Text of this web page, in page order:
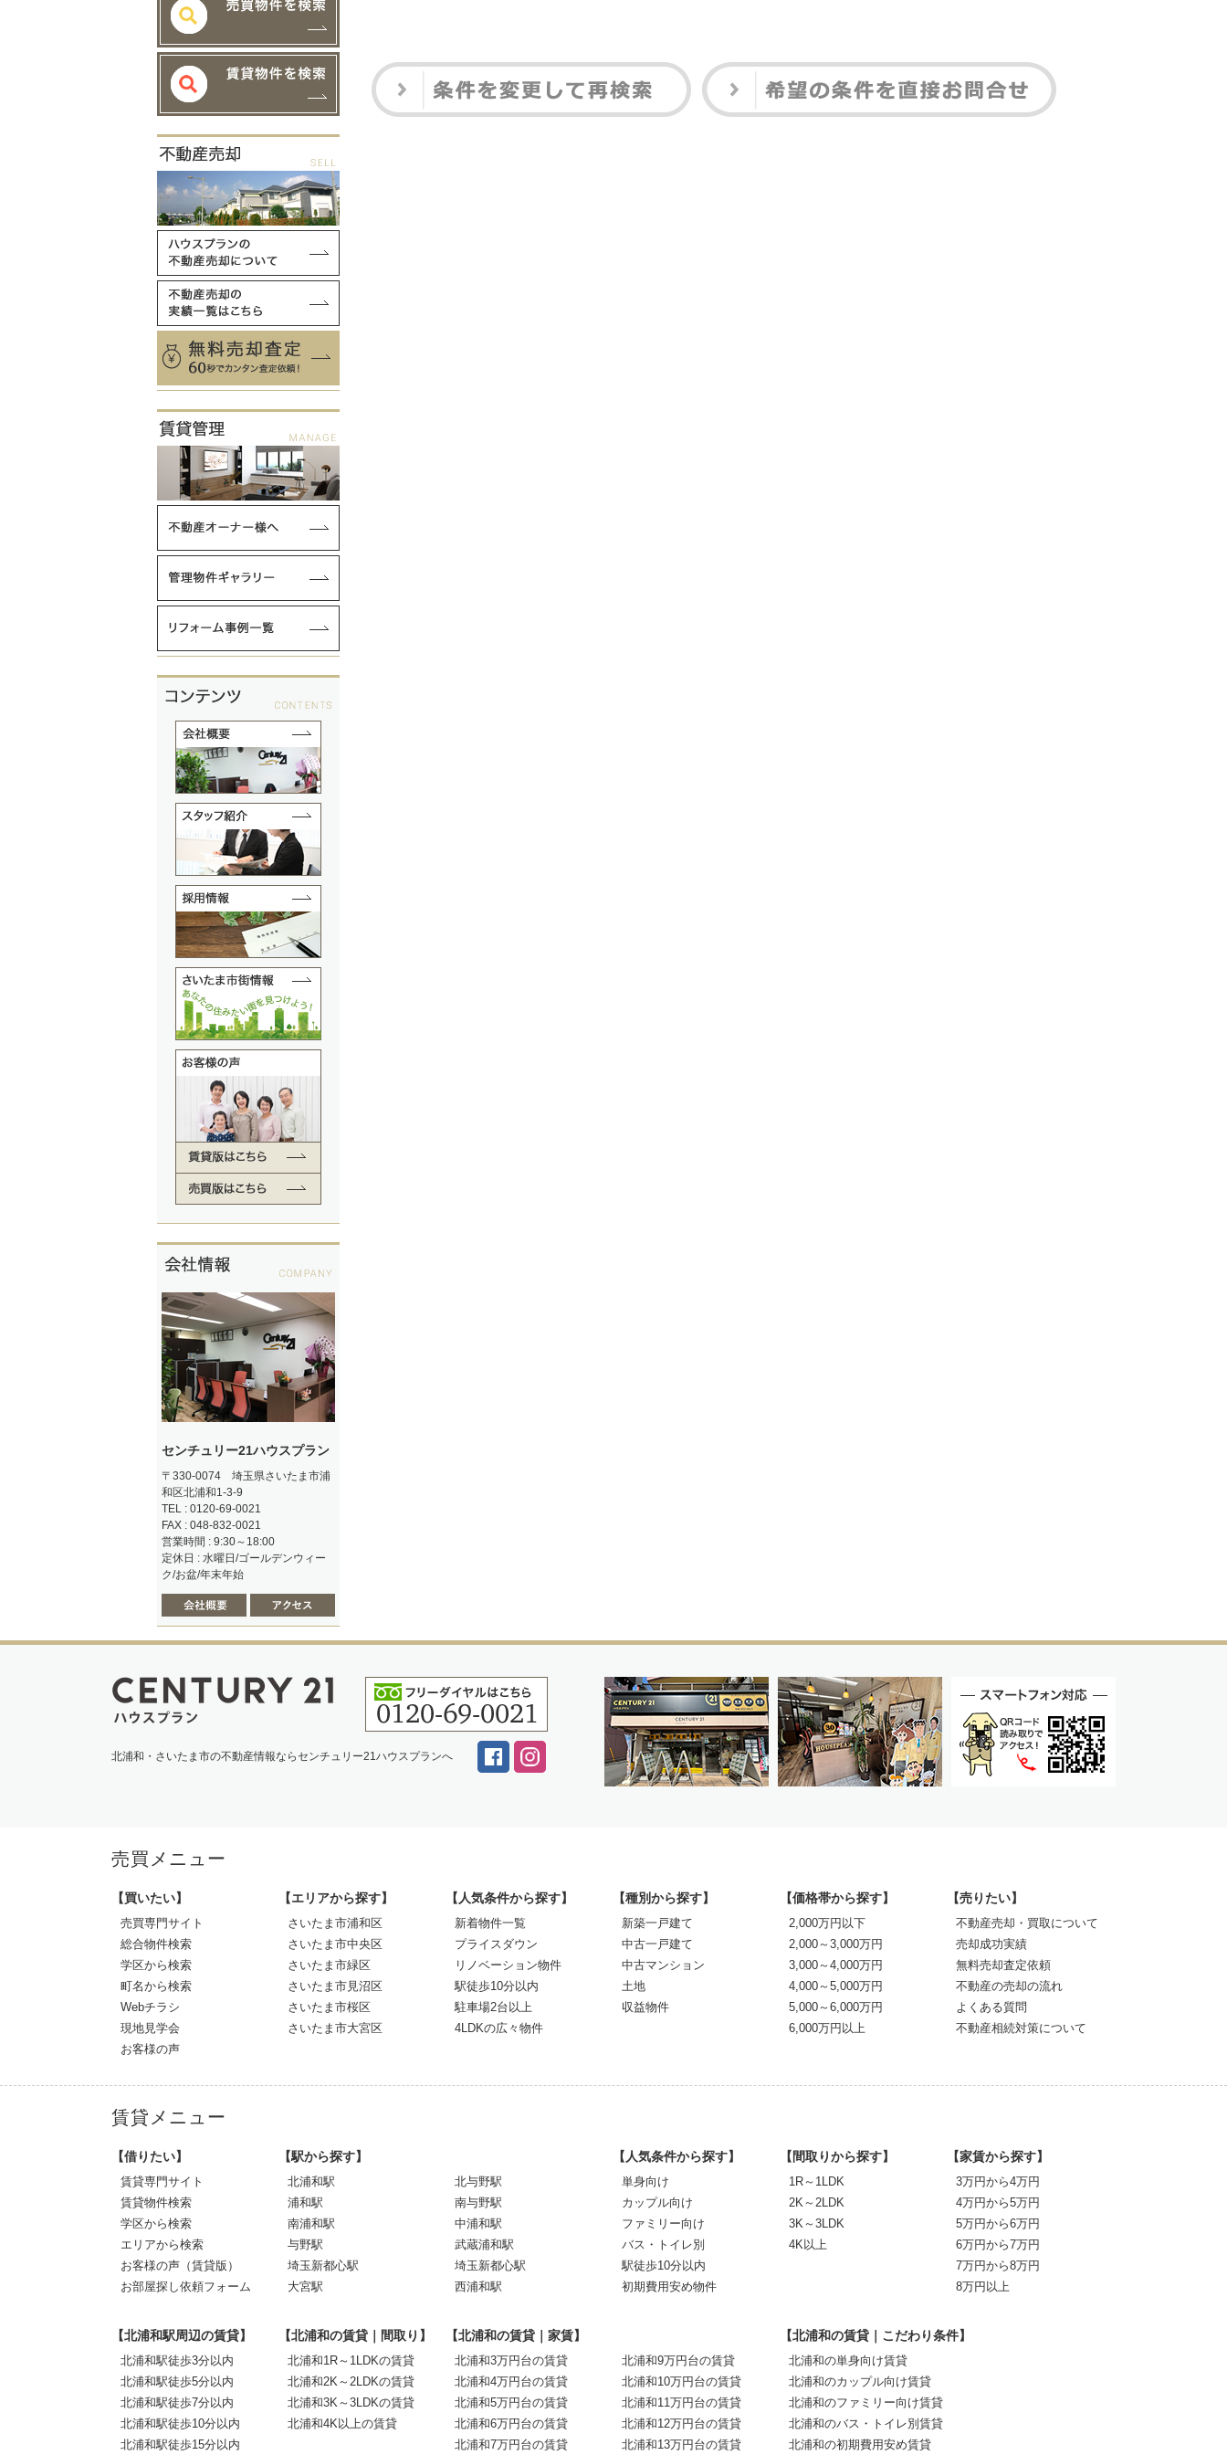
センチュリー21ハウスプラン
〒330-0074 埼玉県さいたま市浦
和区北浦和1-3-9
TEL : 0120-69-0021
FAX : 048-832-0021
営業時間 : 9:30～18:00
定休日 : 水曜日/ゴールデンウィー
ク/お盆/年末年始
北浦和・さいたま市の不動産情報ならセンチュリー21ハウスプランへ
売買メニュー
【買いたい】
売買専門サイト
総合物件検索
学区から検索
町名から検索
Webチラシ
現地見学会
お客様の声
【エリアから探す】
さいたま市浦和区
さいたま市中央区
さいたま市緑区
さいたま市見沼区
さいたま市桜区
さいたま市大宮区
【人気条件から探す】
新着物件一覧
プライスダウン
リノベーション物件
駅徒歩10分以内
駐車場2台以上
4LDKの広々物件
【種別から探す】
新築一戸建て
中古一戸建て
中古マンション
土地
収益物件
【価格帯から探す】
2,000万円以下
2,000～3,000万円
3,000～4,000万円
4,000～5,000万円
5,000～6,000万円
6,000万円以上
【売りたい】
不動産売却・買取について
売却成功実績
無料売却査定依頼
不動産の売却の流れ
よくある質問
不動産相続対策について
賃貸メニュー
【借りたい】
賃貸専門サイト
賃貸物件検索
学区から検索
エリアから検索
お客様の声（賃貸版）
お部屋探し依頼フォーム
【駅から探す】
北浦和駅
浦和駅
南浦和駅
与野駅
埼玉新都心駅
大宮駅
北与野駅
南与野駅
中浦和駅
武蔵浦和駅
埼玉新都心駅
西浦和駅
【人気条件から探す】
単身向け
カップル向け
ファミリー向け
バス・トイレ別
駅徒歩10分以内
初期費用安め物件
【間取りから探す】
1R～1LDK
2K～2LDK
3K～3LDK
4K以上
【家賃から探す】
3万円から4万円
4万円から5万円
5万円から6万円
6万円から7万円
7万円から8万円
8万円以上
【北浦和駅周辺の賃貸】
北浦和駅徒歩3分以内
北浦和駅徒歩5分以内
北浦和駅徒歩7分以内
北浦和駅徒歩10分以内
北浦和駅徒歩15分以内
【北浦和の賃貸｜間取り】
北浦和1R～1LDKの賃貸
北浦和2K～2LDKの賃貸
北浦和3K～3LDKの賃貸
北浦和4K以上の賃貸
【北浦和の賃貸｜家賃】
北浦和3万円台の賃貸
北浦和4万円台の賃貸
北浦和5万円台の賃貸
北浦和6万円台の賃貸
北浦和7万円台の賃貸
北浦和9万円台の賃貸
北浦和10万円台の賃貸
北浦和11万円台の賃貸
北浦和12万円台の賃貸
北浦和13万円台の賃貸
【北浦和の賃貸｜こだわり条件】
北浦和の単身向け賃貸
北浦和のカップル向け賃貸
北浦和のファミリー向け賃貸
北浦和のバス・トイレ別賃貸
北浦和の初期費用安め賃貸